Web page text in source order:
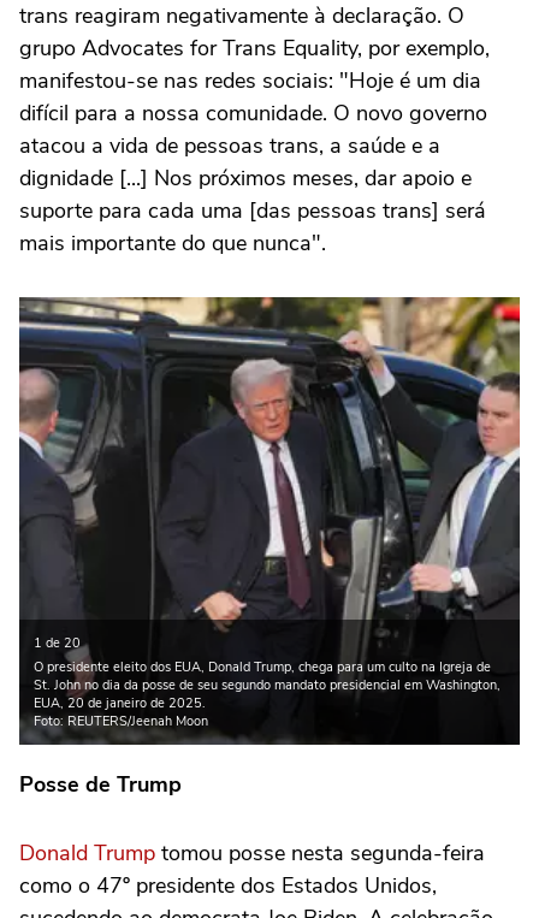
trans reagiram negativamente à declaração. O
grupo Advocates for Trans Equality, por exemplo,
manifestou-se nas redes sociais: "Hoje é um dia
difícil para a nossa comunidade. O novo governo
atacou a vida de pessoas trans, a saúde e a
dignidade [...] Nos próximos meses, dar apoio e
suporte para cada uma [das pessoas trans] será
mais importante do que nunca".
1 de 20
O presidente eleito dos EUA, Donald Trump, chega para um culto na Igreja de
St. John no dia da posse de seu segundo mandato presidencial em Washington,
EUA, 20 de janeiro de 2025.
Foto: REUTERS/Jeenah Moon
Posse de Trump
Donald Trump tomou posse nesta segunda-feira
como o 47º presidente dos Estados Unidos,